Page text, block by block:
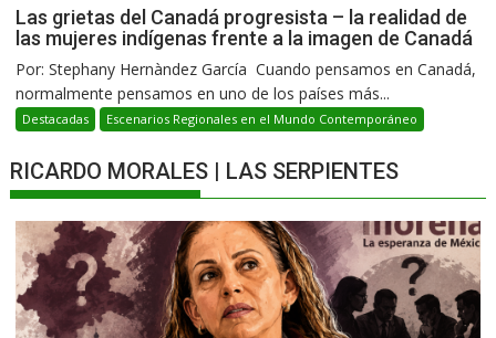
Las grietas del Canadá progresista – la realidad de
las mujeres indígenas frente a la imagen de Canadá
Por: Stephany Hernàndez García Cuando pensamos en Canadá,
normalmente pensamos en uno de los países más...
Destacadas Escenarios Regionales en el Mundo Contemporáneo
RICARDO MORALES | LAS SERPIENTES